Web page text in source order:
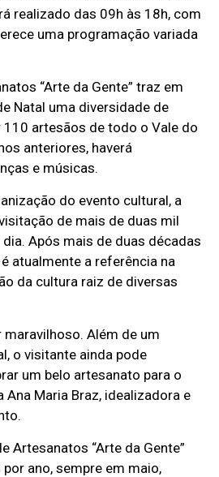
realizado das 09h às 18h, com
uma programação variada
“Arte da Gente” traz em
Natal uma diversidade de
artesãos de todo o Vale do
anteriores, haverá
e músicas.
do evento cultural, a
de mais de duas mil
Após mais de duas décadas
atualmente a referência na
da cultura raiz de diversas
maravilhoso. Além de um
o visitante ainda pode
um belo artesanato para o
Ana Maria Braz, idealizadora e
Artesanatos “Arte da Gente”
ano, sempre em maio,